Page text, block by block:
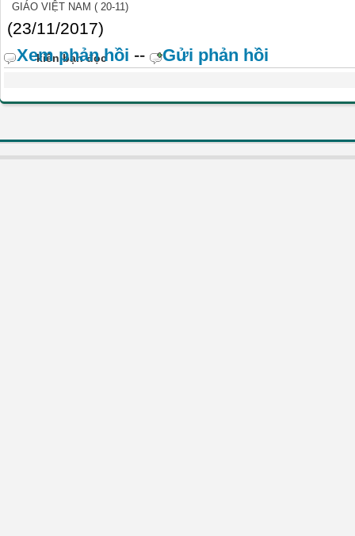
GIÁO VIỆT NAM ( 20-11)
(23/11/2017)
kiến bạn đọc
Xem phản hồi -- Gửi phản hồi